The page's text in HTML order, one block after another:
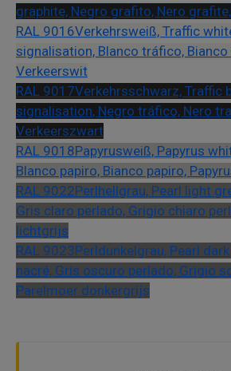
graphite, Negro grafito, Nero
RAL 9016Verkehrsweiß, Traffic
signalisation, Blanco tráfico,
Verkeerswit
RAL 9017Verkehrsschwarz, Traffic
signalisation, Negro tráfico, Nero
Verkeerszwart
RAL 9018Papyrusweiß, Papyrus
Blanco papiro, Bianco papiro,
RAL 9022Perlhellgrau, Pearl light
Gris claro perlado, Grigio chiaro
lichtgrijs
RAL 9023Perldunkelgrau, Pearl
nacré, Gris oscuro perlado, Grigio
Parelmoer donkergrijs